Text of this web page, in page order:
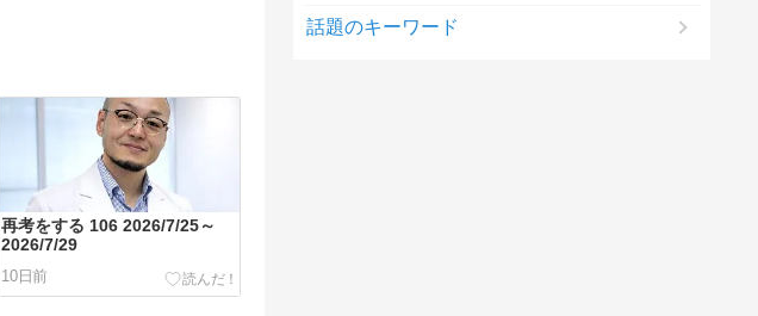
再考をする 106 2026/7/25～
2026/7/29
10日前
話題のキーワード